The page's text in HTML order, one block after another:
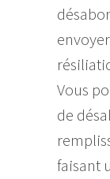
Vous
de
faisant